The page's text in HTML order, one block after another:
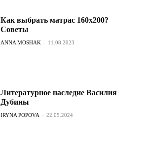
Как выбрать матрас 160х200?
Советы
ANNA MOSHAK - 11.08.2023
Литературное наследие Василия
Дубины
IRYNA POPOVA - 22.05.2024